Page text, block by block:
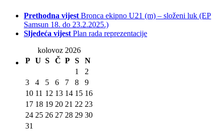
Prethodna vijest Bronca ekipno U21 (m) – složeni luk (EP
Samsun 18. do 23.2.2025.)
Sljedeća vijest Plan rada reprezentacije
kolovoz 2026
P U S Č P S
N
1
2
3
4 5 6 7 8
9
10 11 12 13 14 15 16
17 18 19 20 21 22 23
24 25 26 27 28 29 30
31